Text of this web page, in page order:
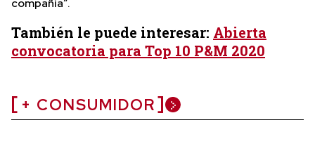
compañía”.
También le puede interesar: Abierta
convocatoria para Top 10 P&M 2020
+ CONSUMIDOR